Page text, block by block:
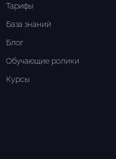
Тарифы
База знаний
Блог
Обучающие ролики
Курсы